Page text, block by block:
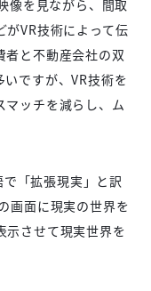
像を見ながら、間取
がVR技術によって伝
者と不動産会社の双
ですが、VR技術を
マッチを減らし、ム
「拡張現実」と訳
画面に現実の世界を
示させて現実世界を